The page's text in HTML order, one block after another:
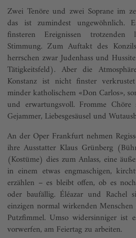
Zwei Tenöre und zwei Soprane im
das ist zumindest ungewöhnlich.
finsteren Ereignissen trotzenden
Stimmung. Zum Auftakt des
herrschen zwar Judenhass und
Tätigkeitsfeld). Aber die
Konstanz ist nicht finster
minder katholischem «Don Carlos»,
und erwartungsvoll. Fromme Chöre
Gejammer, Liebesgesäusel und
An der Oper Frankfurt nehmen
ihre Ausstatter Klaus Grünberg
(Kostüme) dies zum Anlass, eine
in einem etwas engmaschigen,
erzählen – es bleibt offen, ob es
oder baufällig. Éléazar und Rachel
einzigen normal wirkenden
Putzfimmel. Umso widersinniger ist
vorwerfen, am Feiertag zu arbeiten.